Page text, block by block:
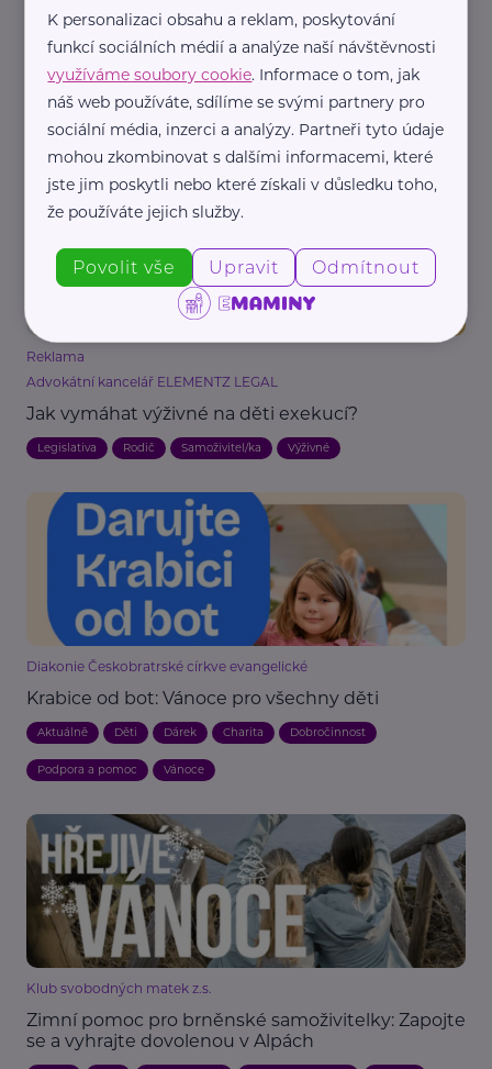
Reklama
Advokátní kancelář ELEMENTZ LEGAL
Otec nepřiznává příjmy, jaké výživné na dítě
dostanu?
Děti Legislativa Právo Výživné
Reklama
Advokátní kancelář ELEMENTZ LEGAL
Jak vymáhat výživné na děti exekucí?
Legislativa Rodič Samoživitel/ka Výživné
Diakonie Českobratrské církve evangelické
Krabice od bot: Vánoce pro všechny děti
Aktuálně Děti Dárek Charita Dobročinnost
Podpora a pomoc Vánoce
Klub svobodných matek z.s.
Zimní pomoc pro brněnské samoživitelky: Zapojte
se a vyhrajte dovolenou v Alpách
K personalizaci obsahu a reklam, poskytování
funkcí sociálních médií a analýze naší návštěvnosti
využíváme soubory cookie. Informace o tom, jak
náš web používáte, sdílíme se svými partnery pro
sociální média, inzerci a analýzy. Partneři tyto údaje
mohou zkombinovat s dalšími informacemi, které
jste jim poskytli nebo které získali v důsledku toho,
že používáte jejich služby.
Povolit vše Upravit Odmítnout